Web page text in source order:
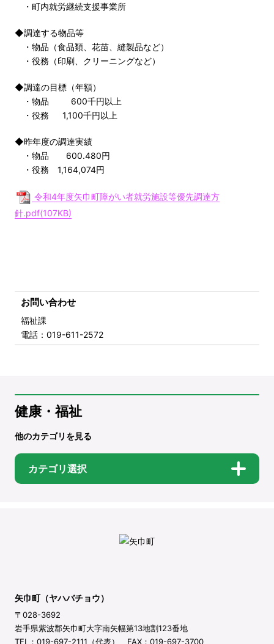
・町内就労継続支援事業所
◆調達する物品等
・物品（食品類、花苗、縫製品など）
・役務（印刷、クリーニングなど）
◆調達の目標（年額）
・物品 600千円以上
・役務 1,100千円以上
◆昨年度の調達実績
・物品 600.480円
・役務 1,164,074円
令和4年度矢巾町障がい者就労施設等優先調達方
針.pdf(107KB)
お問い合わせ
福祉課
電話 ：019-611-2572
健康・福祉
他のカテゴリを見る
カテゴリ選択
矢巾町（ヤハバチョウ）
〒028-3692
岩手県紫波郡矢巾町大字南矢幅第13地割123番地
TEL：019-697-2111（代表） FAX：019-697-3700